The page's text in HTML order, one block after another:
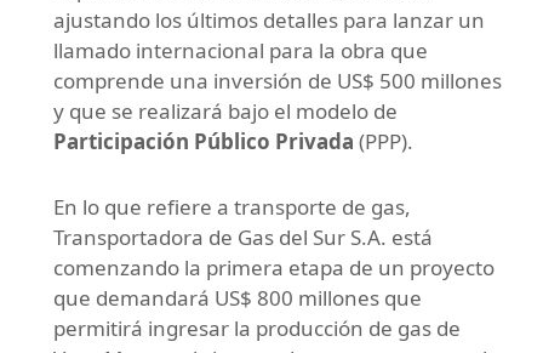
ajustando los últimos detalles para lanzar un
llamado internacional para la obra que
comprende una inversión de US$ 500 millones
y que se realizará bajo el modelo de
Participación Público Privada (PPP).
En lo que refiere a transporte de gas,
Transportadora de Gas del Sur S.A. está
comenzando la primera etapa de un proyecto
que demandará US$ 800 millones que
permitirá ingresar la producción de gas de